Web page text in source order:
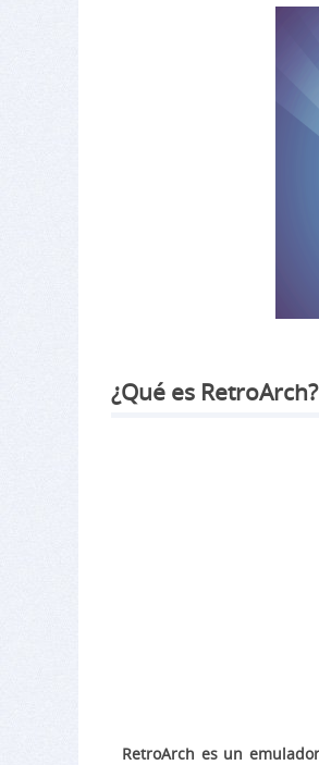
¿Qué es RetroArch?
RetroArch es un